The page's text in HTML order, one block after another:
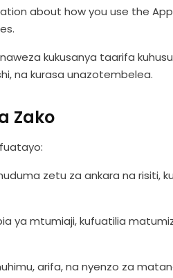
about how you use the
kukusanya taarifa
na kurasa unazotembelea.
Zako
zetu za ankara na risiti,
ya mtumiaji, kufuatilia
arifa, na nyenzo za